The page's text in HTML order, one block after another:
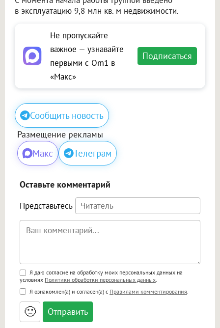
в эксплуатацию 9,8 млн кв. м недвижимости.
Не пропускайте
важное — узнавайте
первыми с Om1 в
«Макс»
Подписаться
Сообщить новость
Размещение рекламы
Макс Телеграм
Оставьте комментарий
Представьтесь
Поддержка HTML
<b>, <strong>, <u>, <i>, <em>, <s>, <big>,
<small>, <sup>, <sub>, <pre>, <ul>, <ol>, <li>,
<blockquote>, <code> экранирует HTML,
адреса URL автоматически становятся
ссылками, и [img]адрес[/img] будет
Я даю согласие на обработку моих персональных данных на
условиях Политики обработки персональных данных
Я ознакомлен(а) и согласен(а) с Правилами комментирования
🙂